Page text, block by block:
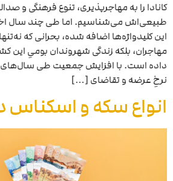
کانادا را به مهاجرپذیری، تنوع فرهنگی و
طبیعی‌اش می‌شناسیم. اما طی چند سال
این کلیدواژه‌ها اضافه شده، بحرانی که
مهاجران، بلکه زندگی شهروندان بومیِ این
داده است. با افزایش جمعیت طی سال‌های
نرخِ عرضه و تقاضای […]
انواع سکه و اسکناس